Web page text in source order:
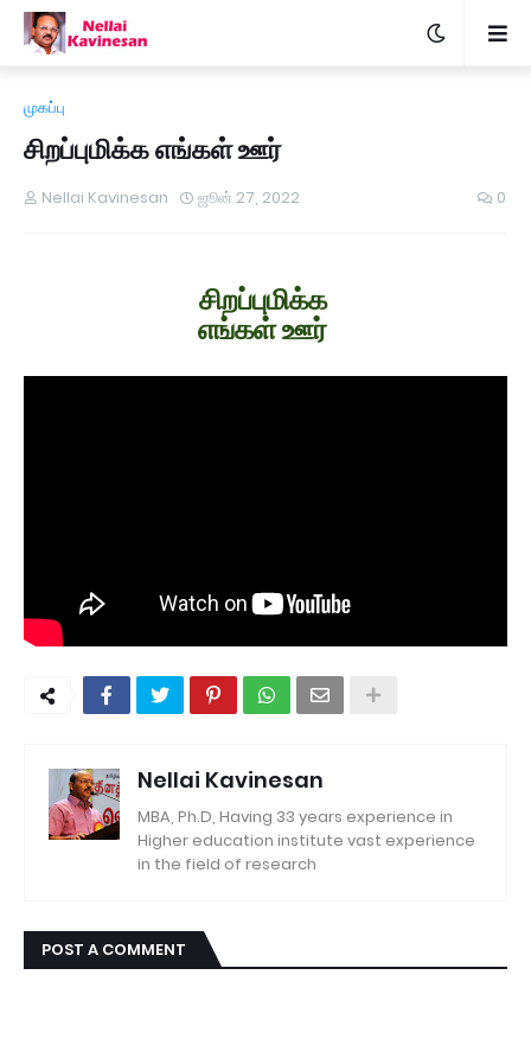
முகப்பு
சிறப்புமிக்க எங்கள் ஊர்
Nellai Kavinesan ஜூன் 27, 2022 0
சிறப்புமிக்க
எங்கள் ஊர்
Nellai Kavinesan
MBA, Ph.D, Having 33 years experience in
Higher education institute vast experience
in the field of research
POST A COMMENT